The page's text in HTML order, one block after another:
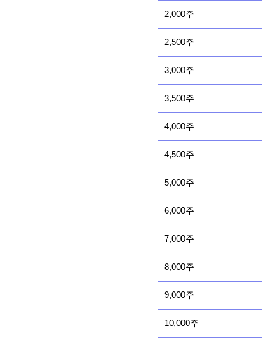
2,000주
2,500주
3,000주
3,500주
4,000주
4,500주
5,000주
6,000주
7,000주
8,000주
9,000주
10,000주